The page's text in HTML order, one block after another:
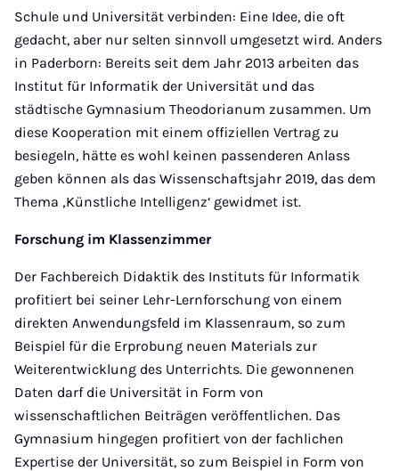
Mail
Schule und Universität verbinden: Eine Idee, die oft
gedacht, aber nur selten sinnvoll umgesetzt wird. Anders
in Paderborn: Bereits seit dem Jahr 2013 arbeiten das
Institut für Informatik der Universität und das
städtische Gymnasium Theodorianum zusammen. Um
diese Kooperation mit einem offiziellen Vertrag zu
besiegeln, hätte es wohl keinen passenderen Anlass
geben können als das Wissenschaftsjahr 2019, das dem
Thema ‚Künstliche Intelligenz‘ gewidmet ist.
Forschung im Klassenzimmer
Der Fachbereich Didaktik des Instituts für Informatik
profitiert bei seiner Lehr-Lernforschung von einem
direkten Anwendungsfeld im Klassenraum, so zum
Beispiel für die Erprobung neuen Materials zur
Weiterentwicklung des Unterrichts. Die gewonnenen
Daten darf die Universität in Form von
wissenschaftlichen Beiträgen veröffentlichen. Das
Gymnasium hingegen profitiert von der fachlichen
Expertise der Universität, so zum Beispiel in Form von